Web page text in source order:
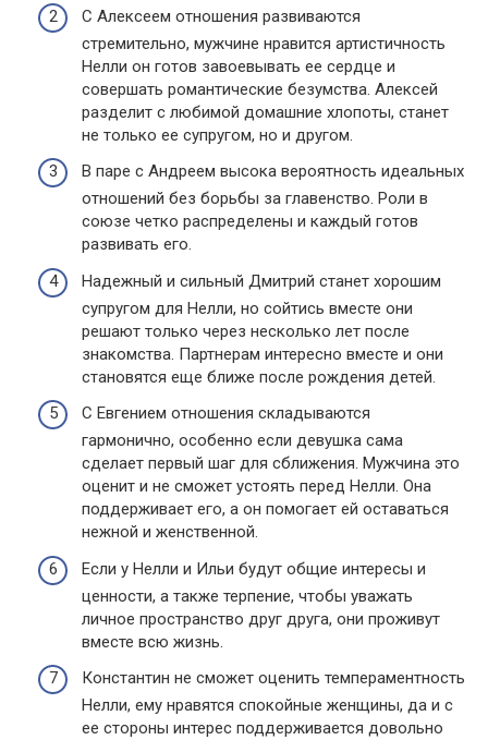
С Алексеем отношения развиваются
стремительно, мужчине нравится артистичность
Нелли он готов завоевывать ее сердце и
совершать романтические безумства. Алексей
разделит с любимой домашние хлопоты, станет
не только ее супругом, но и другом.
В паре с Андреем высока вероятность идеальных
отношений без борьбы за главенство. Роли в
союзе четко распределены и каждый готов
развивать его.
Надежный и сильный Дмитрий станет хорошим
супругом для Нелли, но сойтись вместе они
решают только через несколько лет после
знакомства. Партнерам интересно вместе и они
становятся еще ближе после рождения детей.
С Евгением отношения складываются
гармонично, особенно если девушка сама
сделает первый шаг для сближения. Мужчина это
оценит и не сможет устоять перед Нелли. Она
поддерживает его, а он помогает ей оставаться
нежной и женственной.
Если у Нелли и Ильи будут общие интересы и
ценности, а также терпение, чтобы уважать
личное пространство друг друга, они проживут
вместе всю жизнь.
Константин не сможет оценить темпераментность
Нелли, ему нравятся спокойные женщины, да и с
ее стороны интерес поддерживается довольно